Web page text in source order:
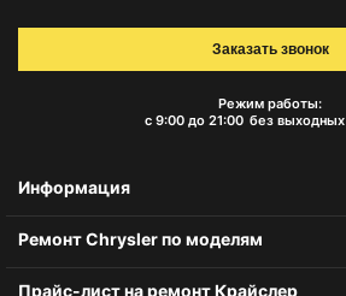
Режим работы:
с 9:00 до 21:00 без выходных
Заказать звонок
Информация
Ремонт Chrysler по моделям
Прайс-лист на ремонт Крайслер